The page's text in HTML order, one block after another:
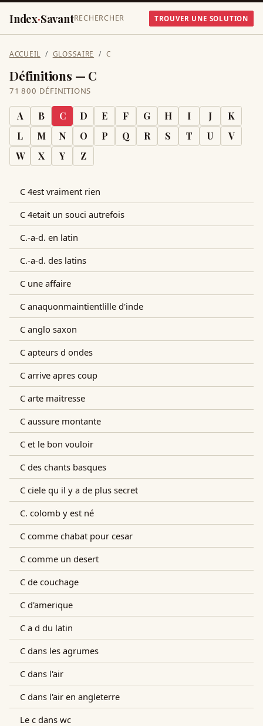
Index·SavantRECHERCHER TROUVER UNE SOLUTION
ACCUEIL GLOSSAIRE C
Définitions — C
71 800 DÉFINITIONS
A B C D E F G H I J
K
L
M N O P Q R S T U
V
W
X Y Z
C 4est vraiment rien
C 4etait un souci autrefois
C.-a-d. en latin
C.-a-d. des latins
C une affaire
C anaquonmaintientlille d'inde
C anglo saxon
C apteurs d ondes
C arrive apres coup
C arte maitresse
C aussure montante
C et le bon vouloir
C des chants basques
C ciele qu il y a de plus secret
C. colomb y est né
C comme chabat pour cesar
C comme un desert
C de couchage
C d'amerique
C a d du latin
C dans les agrumes
C dans l'air
C dans l'air en angleterre
Le c dans wc